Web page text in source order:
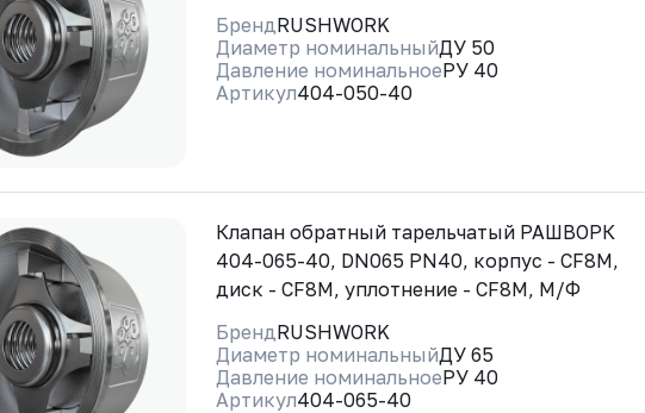
БрендRUSHWORK
Диаметр номинальныйДУ 50
Давление номинальноеРУ 40
Артикул404-050-40
Клапан обратный тарельчатый РАШВОРК
404-065-40, DN065 PN40, корпус - CF8M,
диск - CF8M, уплотнение - CF8M, М/Ф
БрендRUSHWORK
Диаметр номинальныйДУ 65
Давление номинальноеРУ 40
Артикул404-065-40